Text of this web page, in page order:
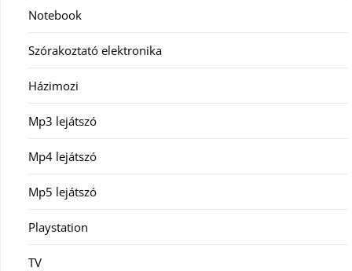
Notebook
Szórakoztató elektronika
Házimozi
Mp3 lejátszó
Mp4 lejátszó
Mp5 lejátszó
Playstation
TV